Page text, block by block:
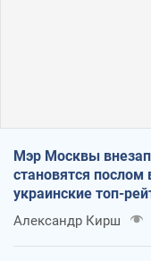
Мэр Москвы
становятся
украинские топ-
Александр Кирш